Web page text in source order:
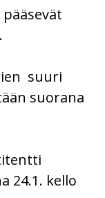
suuri
suorana
24.1. kello